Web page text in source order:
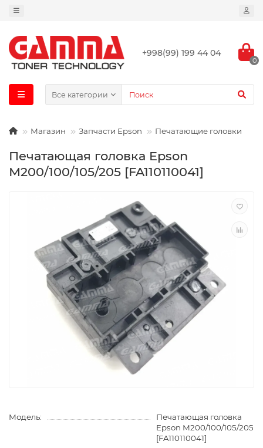
+998(99) 199 44 04
0
Все категории
Магазин Запчасти Epson Печатающие головки
Печатающая головка Epson
М200/100/105/205 [FA110110041]
Модель:
Печатающая головка
Epson М200/100/105/205
[FA110110041]